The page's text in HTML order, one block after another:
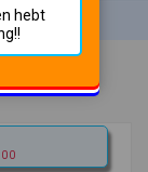
- wit
hebt